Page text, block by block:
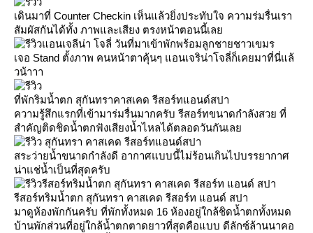
เดินมาที่ Counter Checkin เห็นแล้วยิ่งประทับใจ ความร่มรื่นเรา
สัมผัสกันได้ทั้ง ภาพและเสียง ตรงหน้าตอนนี้เล
อนเจลีน่า โจลี่ วันที่มาเข้าพักพร้อมลูกชายชาวเขมร
เจอ Stand ตั้งภาพ คนหน้าตาคุ้นๆ แอนเจริน่าโจลี่ก็เคยมาที่นี่แล้
วน้าาา
ที่พักริมน้ำตก สุกันทราคาสเคด รีสอร์ทแอนด์สปา
ความรู้สึกแรกที่เข้ามาร่มรื่นมากครับ รีสอร์ทขนาดกำลังสวย ที่
สำคัญติดชิดน้ำตกฟังเสียงน้ำไหลได้ตลอดวันกันเล
สระว่ายน้ำขนาดกำลังดี อากาศแบบนี้ไม่ร้อนเกินไปบรรยากาศ
น่าแช่น้ำเป็นที่สุดครับ
รีสอร์ทริมน้ำตก สุกันทรา คาสเคด รีสอร์ท แอนด์ สปา
มาดูห้องพักกันครับ ที่พักทั้งหมด 16 ห้องอยู่ใกล้ชิดน้ำตกทั้งหมด
บ้านพักส่วนที่อยู่ใกล้น้ำตกตาดยาวที่สุดคือแบบ ดีลักซ์ล้านนาคอ